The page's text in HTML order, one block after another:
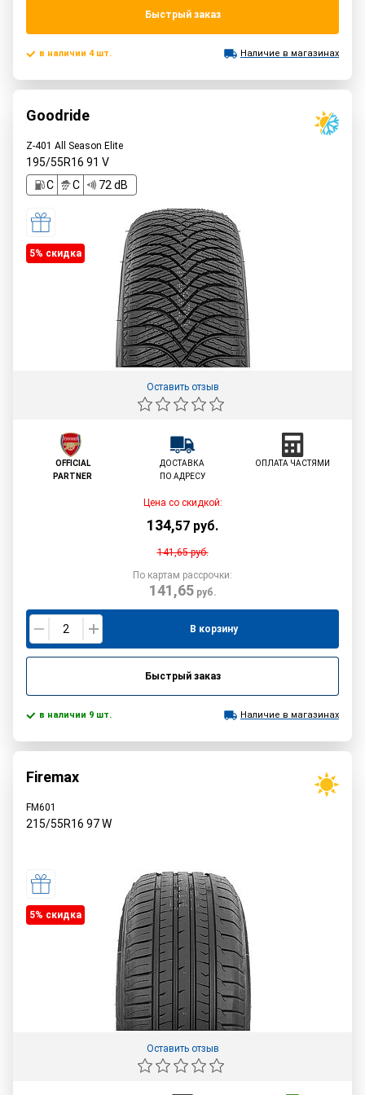
Быстрый заказ
в наличии 4 шт. Наличие в магазинах
Goodride
Z-401 All Season Elite
195/55R16 91 V
C
C 72 dB
5% cкидка
Оставить отзыв
OFFICIAL
PARTNER
ДОСТАВКА
ПО АДРЕСУ
ОПЛАТА ЧАСТЯМИ
Цена со скидкой:
134,57 руб.
141,65руб.
По картам рассрочки:
141,65руб.
В корзину
Быстрый заказ
в наличии 9 шт. Наличие в магазинах
Firemax
FM601
215/55R16 97W
5% cкидка
Оставить отзыв